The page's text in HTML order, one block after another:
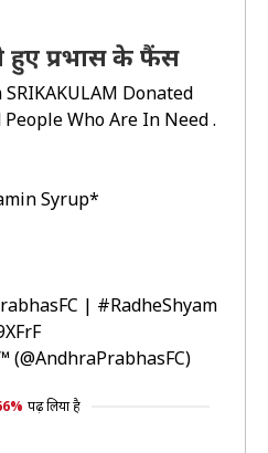
हुए प्रभास के फैंस
SRIKAKULAM Donated
Who Are In Need .
Syrup*
| #RadheShyam
पढ़ लिया है